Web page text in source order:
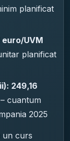
planificat
UVM
planificat
249,16
cuantum
2025
un curs